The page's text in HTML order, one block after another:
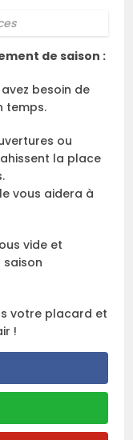
de saison :
besoin de
temps.
ou
la place
vous aidera à
vide et
votre placard et
!